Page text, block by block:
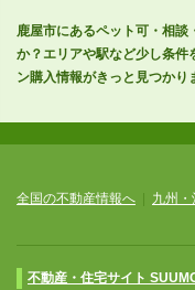
鹿屋市にあるペット可・相
か？エリアや駅など少し条件
ン購入情報がきっと見つかり
全国の不動産情報へ 九州
不動産・住宅サイト